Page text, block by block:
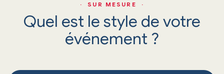
· SUR MESURE ·
Quel est le style de votre
événement ?